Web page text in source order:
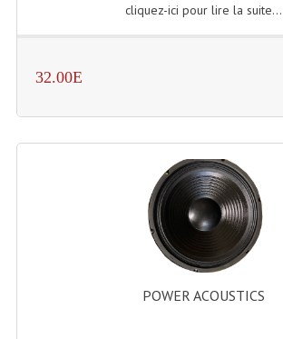
Amplificateurs Multi-Canaux
Enceintes Et Caissons Basses
Packs Sono
Enceintes Amplifiées Actives
cliquez-ici pour lire la suite...
32.00E
POWER ACOUSTICS